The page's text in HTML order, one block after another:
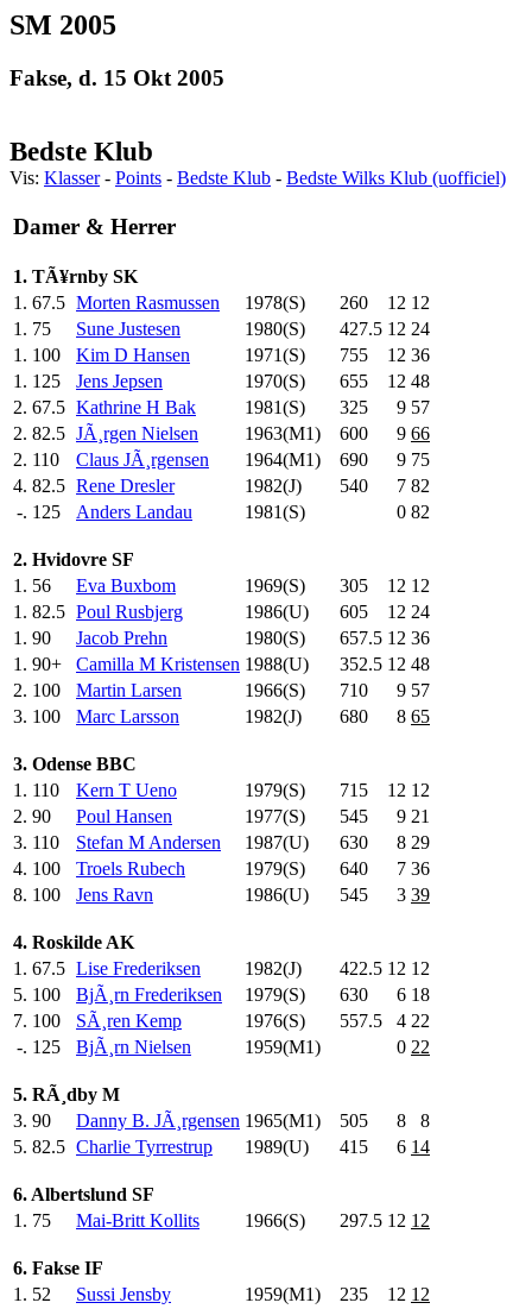
SM 2005
Fakse, d. 15 Okt 2005
Bedste Klub
Vis: Klasser- Points - Bedste Klub - Bedste Wilks Klub (uofficiel)
Damer & Herrer
1. TÃ¥rnby SK
1. 67.5 Morten Rasmussen 1978(S) 260 12 12
1. 75 Sune Justesen 1980(S) 427.5 12 24
1. 100 Kim D Hansen 1971(S) 755 12 36
1. 125 Jens Jepsen 1970(S) 655 12 48
2. 67.5 Kathrine H Bak 1981(S) 325 9 57
2. 82.5 JÃ¸rgen Nielsen 1963(M1) 600 9 66
2. 110 Claus JÃ¸rgensen 1964(M1) 690 9 75
4. 82.5 Rene Dresler 1982(J) 540 7 82
-. 125 Anders Landau 1981(S) 0 82
2. Hvidovre SF
1. 56 Eva Buxbom 1969(S) 305 12 12
1. 82.5 Poul Rusbjerg 1986(U) 605 12 24
1. 90 Jacob Prehn 1980(S) 657.5 12 36
1. 90+ Camilla M Kristensen 1988(U) 352.5 12 48
2. 100 Martin Larsen 1966(S) 710 9 57
3. 100 Marc Larsson 1982(J) 680 8 65
3. Odense BBC
1. 110 Kern T Ueno 1979(S) 715 12 12
2. 90 Poul Hansen 1977(S) 545 9 21
3. 110 Stefan M Andersen 1987(U) 630 8 29
4. 100 Troels Rubech 1979(S) 640 7 36
8. 100 Jens Ravn 1986(U) 545 3 39
4. Roskilde AK
1. 67.5 Lise Frederiksen 1982(J) 422.5 12 12
5. 100 BjÃ¸rn Frederiksen 1979(S) 630 6 18
7. 100 SÃ¸ren Kemp 1976(S) 557.5 4 22
-. 125 BjÃ¸rn Nielsen 1959(M1) 0 22
5. RÃ¸dby M
3. 90 Danny B. JÃ¸rgensen 1965(M1) 505 8
8
5. 82.5 Charlie Tyrrestrup 1989(U) 415 6 14
6. Albertslund SF
1. 75 Mai-Britt Kollits 1966(S) 297.5 12 12
6. Fakse IF
1. 52 Sussi Jensby 1959(M1) 235 12 12